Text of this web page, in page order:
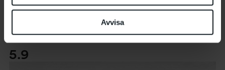
Avvisa
utställningen med Bouchra Khalili.
5.9